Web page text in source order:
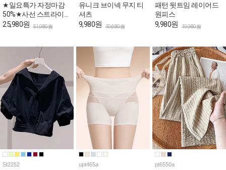
★일요특가 자정마감
50%★사선 스트라이프
스퀘어 나시 원피스
25,980원 51,980원
유니크 브이넥 무지 티
셔츠
9,980원 10,680원
패턴 뒷트임 레이어드
원피스
9,980원 19,980원
SI2252 upt465a pt6550a